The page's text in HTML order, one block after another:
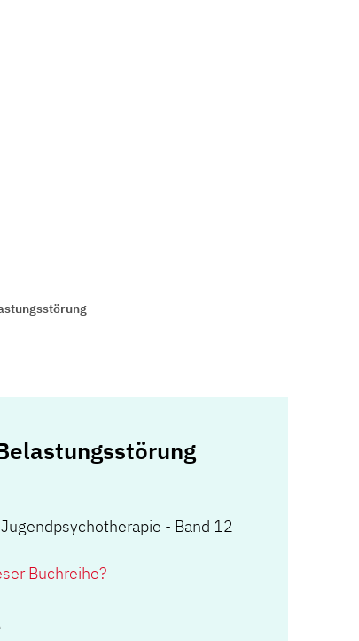
- Band 12
Buchreihe?